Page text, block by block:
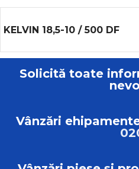
KELVIN 18,5-10 / 500 DF
Solicită toate
Vânzări